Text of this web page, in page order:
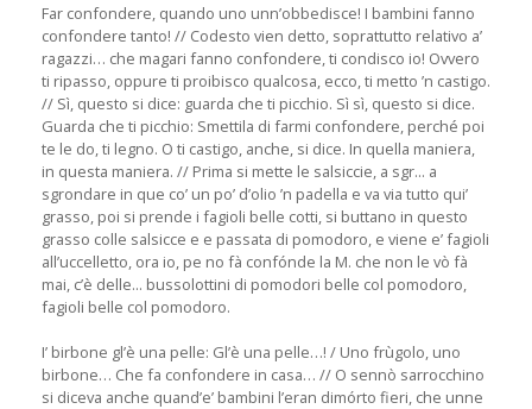
Far confondere, quando uno unn’obbedisce! I bambini fanno
confondere tanto! // Codesto vien detto, soprattutto relativo a’
ragazzi… che magari fanno confondere, ti condisco io! Ovvero
ti ripasso, oppure ti proibisco qualcosa, ecco, ti metto ’n castigo.
// Sì, questo si dice: guarda che ti picchio. Sì sì, questo si dice.
Guarda che ti picchio: Smettila di farmi confondere, perché poi
te le do, ti legno. O ti castigo, anche, si dice. In quella maniera,
in questa maniera. // Prima si mette le salsiccie, a sgr... a
sgrondare in que co’ un po’ d’olio ’n padella e va via tutto qui’
grasso, poi si prende i fagioli belle cotti, si buttano in questo
grasso colle salsicce e e passata di pomodoro, e viene e’ fagioli
all’uccelletto, ora io, pe no fà confónde la M. che non le vò fà
mai, c’è delle... bussolottini di pomodori belle col pomodoro,
fagioli belle col pomodoro.
I’ birbone gl’è una pelle: Gl’è una pelle…! / Uno frùgolo, uno
birbone… Che fa confondere in casa… // O sennò sarrocchino
si diceva anche quand’e’ bambini l’eran dimórto fieri, che unne